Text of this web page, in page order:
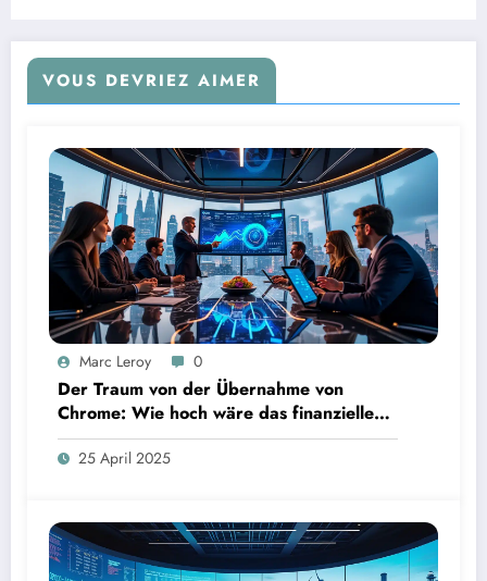
VOUS DEVRIEZ AIMER
Marc Leroy 0
Der Traum von der Übernahme von
Chrome: Wie hoch wäre das finanzielle
Risiko?
25 April 2025